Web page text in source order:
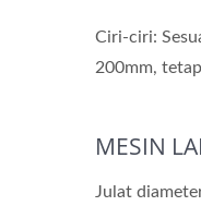
Ciri-ciri:
200mm,
MESIN
Julat